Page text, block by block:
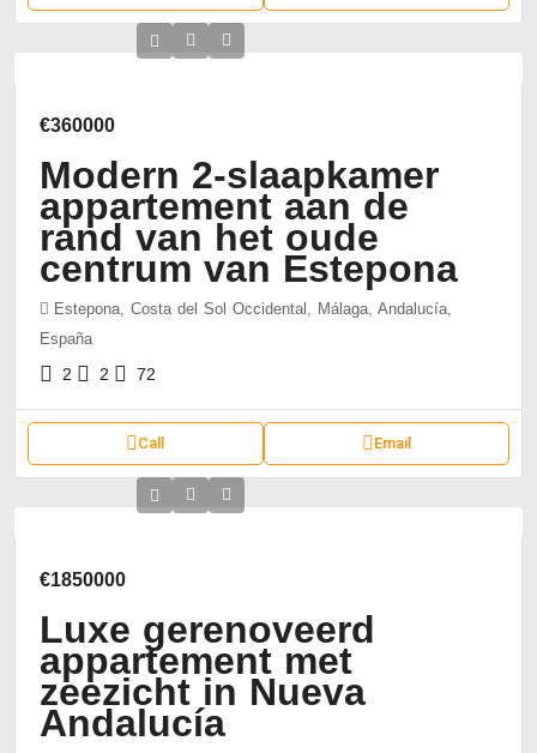
€360000
Modern 2-slaapkamer
appartement aan de
rand van het oude
centrum van Estepona
Estepona, Costa del Sol Occidental, Málaga, Andalucía,
España
2 2 72
Call Email
€1850000
Luxe gerenoveerd
appartement met
zeezicht in Nueva
Andalucía